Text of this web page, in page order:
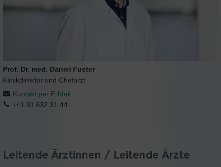
Prof. Dr. med. Daniel Fuster
Klinikdirektor und Chefarzt
Kontakt per E-Mail
+41 31 632 31 44
Leitende Ärztinnen / Leitende Ärzte